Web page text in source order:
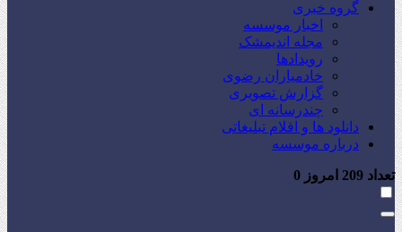
گروه خبری
اخبار موسسه
مجله اندیمشک
رویدادها
خادمیاران رضوی
گزارش تصویری
چندرسانه ای
دانلود ها و اقلام تبلیغاتی
درباره موسسه
تعداد امروز 0